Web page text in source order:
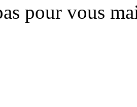
pour vous